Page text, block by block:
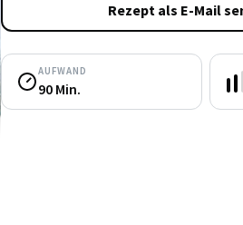
Rezept als E-Mail
AUFWAND
90 Min.